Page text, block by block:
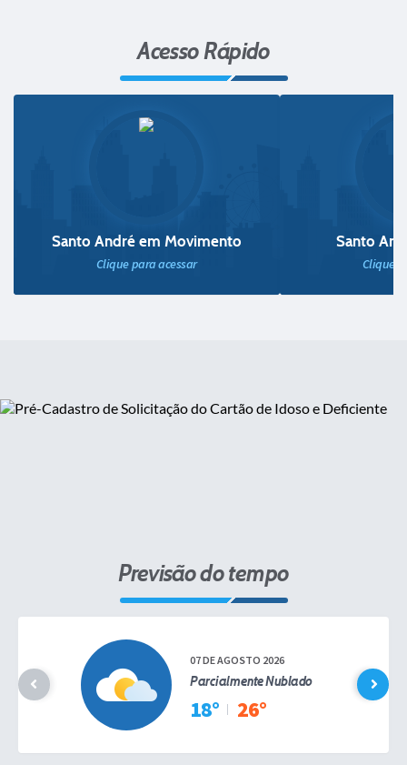
Acesso Rápido
Santo André em Movimento
Clique para acessar
Santo
Clique
Previsão do tempo
07 DE AGOSTO 2026
Parcialmente Nublado
18° 26°